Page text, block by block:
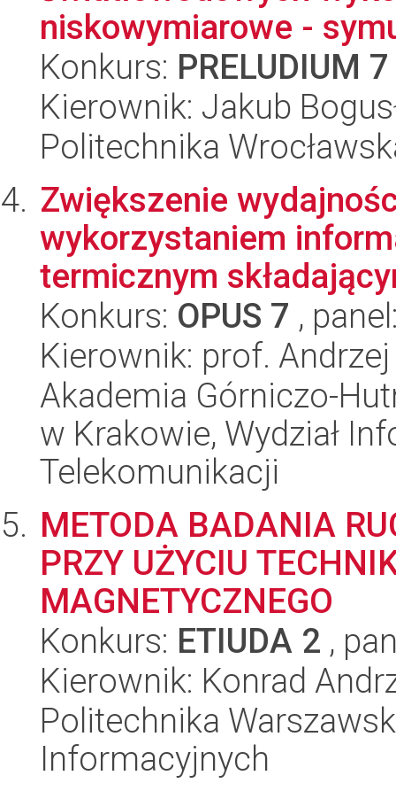
niskowymiarowe -
Konkurs: PRELUDIUM 7
Kierownik: Jakub
Politechnika
Zwiększenie
wykorzystaniem
termicznym
Konkurs: OPUS 7 ,
Kierownik: prof.
Akademia Górniczo-
w Krakowie, Wydział
Telekomunikacji
METODA BADANIA
PRZY UŻYCIU
MAGNETYCZNEGO
Konkurs: ETIUDA 2 ,
Kierownik: Konrad
Politechnika
Informacyjnych